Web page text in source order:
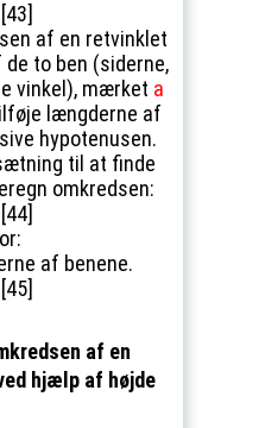
af en retvinklet
to ben (siderne,
vinkel), mærket a
længderne af
hypotenusen.
til at finde
omkredsen:
af benene.
af en
hjælp af højde